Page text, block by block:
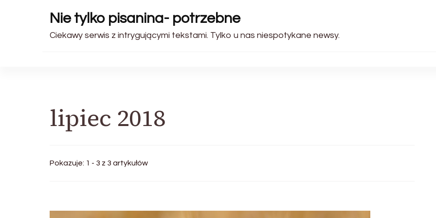
Nie tylko pisanina- potrzebne
Ciekawy serwis z intrygującymi tekstami. Tylko u nas niespotykane newsy.
lipiec 2018
Pokazuje: 1 - 3 z 3 artykułów